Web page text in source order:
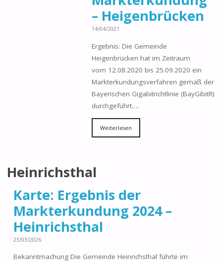
– Heigenbrücken
14/04/2021
Ergebnis: Die Gemeinde
Heigenbrücken hat im Zeitraum
vom 12.08.2020 bis 25.09.2020 ein
Markterkundungsverfahren gemäß der
Bayerischen Gigabitrichtlinie (BayGibitR)
durchgeführt….
Weiterlesen
Heinrichsthal
Karte: Ergebnis der
Markterkundung 2024 –
Heinrichsthal
23/03/2026
Bekanntmachung Die Gemeinde Heinrichsthal führte im